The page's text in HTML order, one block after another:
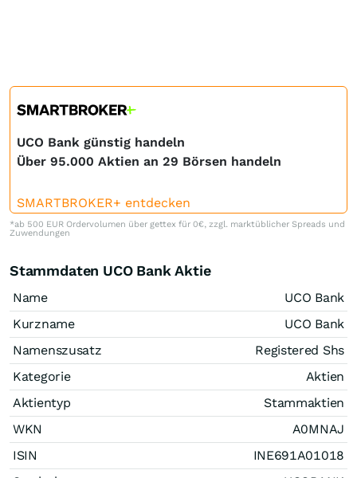
UCO Bank günstig handeln
Über 95.000 Aktien an 29 Börsen handeln
SMARTBROKER+ entdecken
*ab 500 EUR Ordervolumen über gettex für 0€, zzgl. marktüblicher Spreads und
Zuwendungen
Stammdaten UCO Bank Aktie
Name
UCO Bank
Kurzname
UCO Bank
Namenszusatz
Registered Shs
Kategorie
Aktien
Aktientyp
Stammaktien
WKN
A0MNAJ
ISIN
INE691A01018